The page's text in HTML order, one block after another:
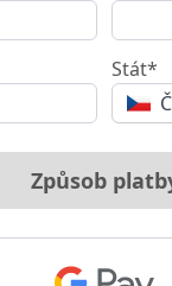
Stát*
Způsob